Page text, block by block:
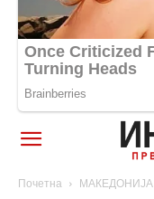
Почетна МАКЕДОНИЈА